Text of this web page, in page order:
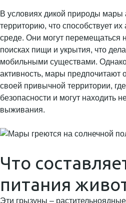
В условиях дикой природы мары
территорию, что способствует
среде. Они могут перемещаться
поисках пищи и укрытия, что
мобильными существами.
активность, мары предпочитают
своей привычной территории,
безопасности и могут находить
выживания.
Что
питания
Эти грызуны –